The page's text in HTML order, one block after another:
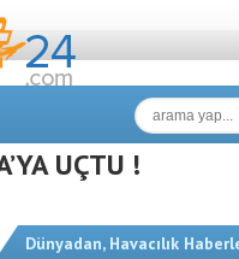
UÇTU !
Dünyadan, Havacılık